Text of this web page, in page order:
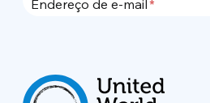
Endereço de e-mail